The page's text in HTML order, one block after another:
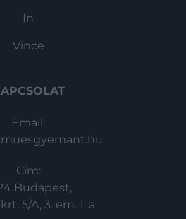
In
Vince
Email:
Cím:
Budapest,
5/A, 3. em. 1. a